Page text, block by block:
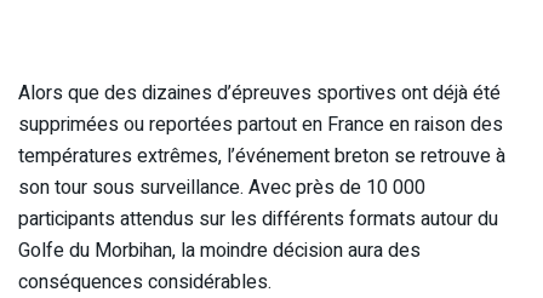
Alors que des dizaines d’épreuves sportives ont déjà été
supprimées ou reportées partout en France en raison des
températures extrêmes, l’événement breton se retrouve à
son tour sous surveillance. Avec près de 10 000
participants attendus sur les différents formats autour du
Golfe du Morbihan, la moindre décision aura des
conséquences considérables.